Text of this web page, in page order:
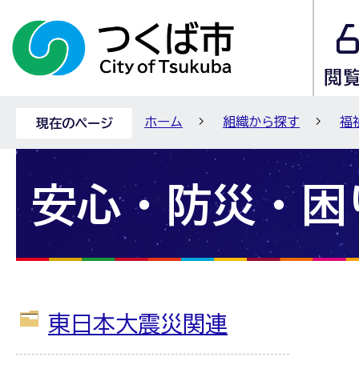
現在のページ ホーム 組織から探す 福
安心・防災・困
東日本大震災関連